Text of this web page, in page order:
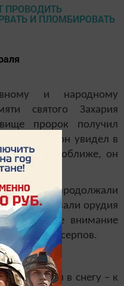
и народному
святого Захария
пророк получил
видений он увидел в
поближе, он
продолжали
осматривали орудия
их. Особое внимание
и осмотру серпов.
февраля
и купаются в снегу – к